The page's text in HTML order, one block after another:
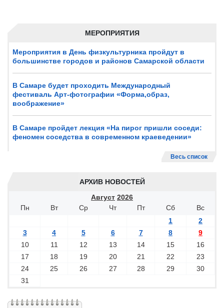
МЕРОПРИЯТИЯ
Мероприятия в День физкультурника пройдут в
большинстве городов и районов Самарской области
В Самаре будет проходить Международный
фестиваль Арт-фотографии «Форма,образ,
воображение»
В Самаре пройдет лекция «На пирог пришли соседи:
феномен соседства в современном краеведении»
Весь список
АРХИВ НОВОСТЕЙ
Август 2026
Пн
Вт Ср Чт Пт Сб
Вс
1
2
3
4 5 6 7 8
9
10
11 12 13 14 15
16
17
18 19 20 21 22
23
24
25 26 27 28 29
30
31